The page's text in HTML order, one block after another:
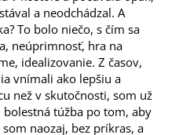
a neodchádzal. A
To bolo niečo, s čím sa
neúprimnosť, hra na
idealizovanie. Z časov,
vnímali ako lepšiu a
než v skutočnosti, som už
túžba po tom, aby
naozaj, bez príkras, a